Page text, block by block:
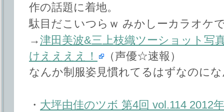
作の話題に着地。
駄目だこいつらｗ みかしーカラオケ
→津田美波&三上枝織ツーショット写
けええええ！
（声優☆速報）
なんか制服姿見慣れてるはずなのに
・ 大坪由佳のツボ 第4回 vol.114 2012